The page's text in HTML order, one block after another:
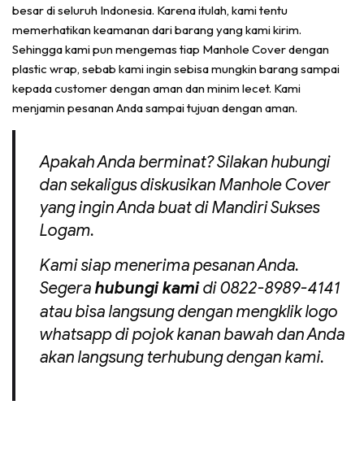
besar di seluruh Indonesia. Karena itulah, kami tentu
memerhatikan keamanan dari barang yang kami kirim.
Sehingga kami pun mengemas tiap Manhole Cover dengan
plastic wrap, sebab kami ingin sebisa mungkin barang sampai
kepada customer dengan aman dan minim lecet. Kami
menjamin pesanan Anda sampai tujuan dengan aman.
Apakah Anda berminat? Silakan hubungi
dan sekaligus diskusikan Manhole Cover
yang ingin Anda buat di Mandiri Sukses
Logam.
Kami siap menerima pesanan Anda.
Segera hubungi kamidi 0822-8989-4141
atau bisa langsung dengan mengklik logo
whatsapp di pojok kanan bawah dan Anda
akan langsung terhubung dengan kami.